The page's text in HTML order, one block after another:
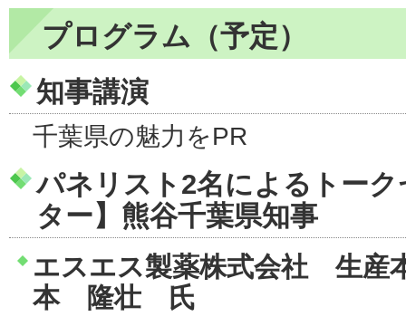
プログラム（予定）
知事講演
千葉県の魅力をPR
パネリスト2名によるトー
ター】熊谷千葉県知事
エスエス製薬株式会社 生産
本 隆壮 氏